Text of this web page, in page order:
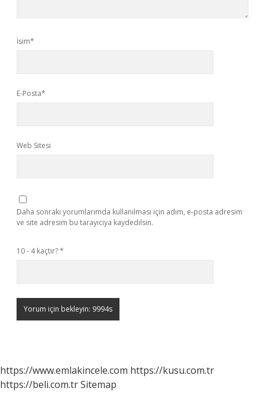
İsim*
E-Posta*
Web Sitesi
Daha sonraki yorumlarımda kullanılması için adım, e-posta adresim
ve site adresim bu tarayıcıya kaydedilsin.
10 - 4 kaçtır?*
https://www.emlakincele.com https://kusu.com.tr
https://beli.com.trSitemap